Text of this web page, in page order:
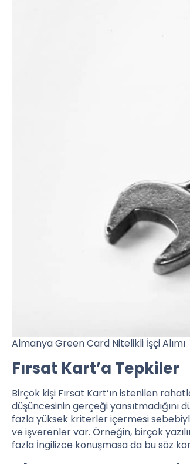
Almanya Green Card Nitelikli İşçi Alımı
Fırsat Kart’a Tepkiler
Birçok kişi Fırsat Kart’ın istenilen
düşüncesinin gerçeği
fazla yüksek kriterler içermesi
ve işverenler var. Örneğin, birçok
fazla İngilizce konuşmasa da bu söz